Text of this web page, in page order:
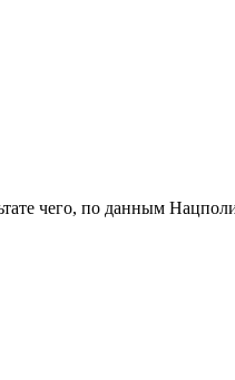
чего, по данным